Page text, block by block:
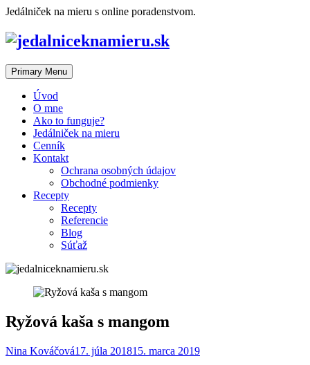
Skip
content
Jedálniček na mieru s online poradenstvom.
Primary Menu
Úvod
O mne
Ako to funguje?
Jedálniček na mieru
Cenník
Kontakt
Ochrana osobných údajov
Obchodné podmienky
Recepty
Recepty
Referencie
Blog
Súťaž
Ryžová kaša s mangom
Nina Kováčová17. júla 201815. marca 2019